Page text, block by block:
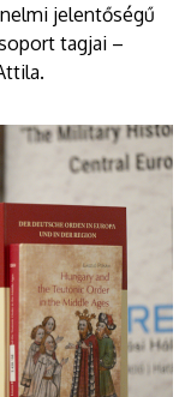
jelentőségű
tagjai –